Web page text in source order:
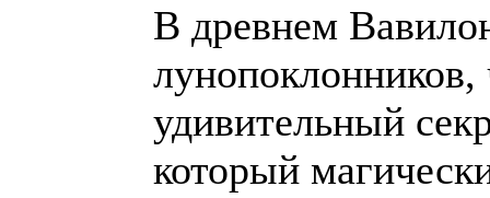
В древнем
удивительный
который